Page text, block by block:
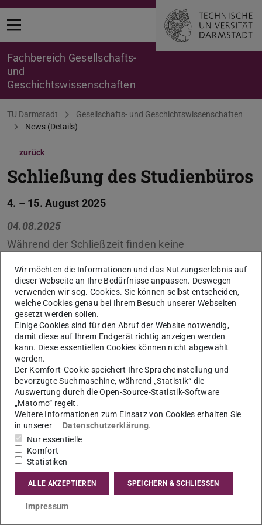
Menü öffnen
Fachbereich Gesellschafts-
und
Geschichtswissenschaften
Sie befinden sich hier:
TU Darmstadt
Gesellschafts- und Geschichtswissenschaften
News (Details)
zurück
Schließung des Studienbüros
4. – 15. August 2025
04.08.2025
Während der Schließzeit finden keine
wir wieder für Sie da. Weitere Informationen finden
Sie hier!
Hinweis zur Schließzeit des Studienbüros
Vom 4. August 2025 bis einschließlich 15. August 2025
ist das Studienbüro des Fachbereichs 02 geschlossen.
In diesem Zeitraum können keine Tickets bearbeitet
werden.
Es finden auch keine Sprechstunden statt.
Ab dem18. August 2025sind wir wieder wie gewohnt für
Sie da.
Vielen Dank für Ihr Verständnis!
Ihr Studienbüro des Fachbereichs 02
Wir möchten die Informationen und das Nutzungserlebnis auf
dieser Webseite an Ihre Bedürfnisse anpassen. Deswegen
verwenden wir sog. Cookies. Sie können selbst entscheiden,
welche Cookies genau bei Ihrem Besuch unserer Webseiten
gesetzt werden sollen.
Einige Cookies sind für den Abruf der Website notwendig,
damit diese auf Ihrem Endgerät richtig anzeigen werden
kann. Diese essentiellen Cookies können nicht abgewählt
werden.
Der Komfort-Cookie speichert Ihre Spracheinstellung und
bevorzugte Suchmaschine, während „Statistik“ die
Auswertung durch die Open-Source-Statistik-Software
„Matomo“ regelt.
Weitere Informationen zum Einsatz von Cookies erhalten Sie
in unserer
Datenschutzerklärung.
Nur essentielle
Komfort
Statistiken
ALLE AKZEPTIEREN SPEICHERN & SCHLIESSEN
Impressum